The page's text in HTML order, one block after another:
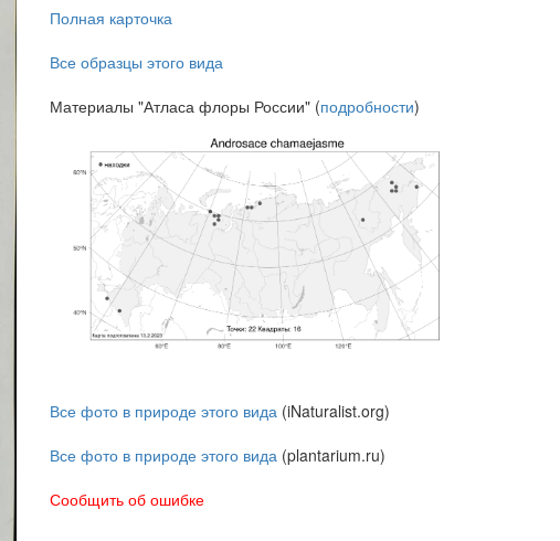
Полная карточка
Все образцы этого вида
Материалы "Атласа флоры России" (подробности)
Все фото в природе этого вида (iNaturalist.org)
Все фото в природе этого вида (plantarium.ru)
Сообщить об ошибке